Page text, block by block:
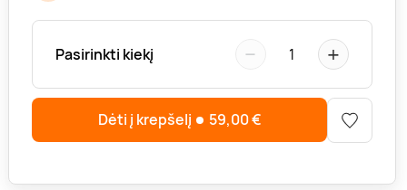
Pasirinkti kiekį − 1 +
Dėti į krepšelį 59,00€